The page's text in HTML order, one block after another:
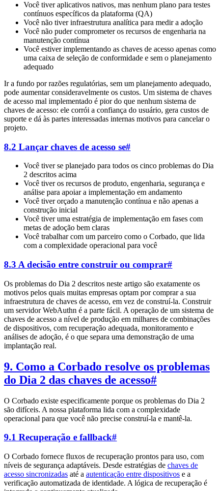
Você tiver aplicativos nativos, mas nenhum plano para testes
contínuos específicos da plataforma (QA)
Você não tiver infraestrutura analítica para medir a adoção
Você não puder comprometer os recursos de engenharia na
manutenção contínua
Você estiver implementando as chaves de acesso apenas como
uma caixa de seleção de conformidade e sem o planejamento
adequado
Ir a fundo por razões regulatórias, sem um planejamento adequado,
pode aumentar consideravelmente os custos. Um sistema de chaves
de acesso mal implementado é pior do que nenhum sistema de
chaves de acesso: ele corrói a confiança do usuário, gera custos de
suporte e dá às partes interessadas internas motivos para cancelar o
projeto.
8.2 Lançar chaves de acesso se#
Você tiver se planejado para todos os cinco problemas do Dia
2 descritos acima
Você tiver os recursos de produto, engenharia, segurança e
análise para apoiar a implementação em andamento
Você tiver orçado a manutenção contínua e não apenas a
construção inicial
Você tiver uma estratégia de implementação em fases com
metas de adoção bem claras
Você trabalhar com um parceiro como o Corbado, que lida
com a complexidade operacional para você
8.3 A decisão entre construir ou comprar#
Os problemas do Dia 2 descritos neste artigo são exatamente os
motivos pelos quais muitas empresas optam por comprar a sua
infraestrutura de chaves de acesso, em vez de construí-la. Construir
um servidor WebAuthn é a parte fácil. A operação de um sistema de
chaves de acesso a nível de produção em milhares de combinações
de dispositivos, com recuperação adequada, monitoramento e
análises de adoção, é o que separa uma demonstração de uma
implantação real.
9. Como a Corbado resolve os problemas
do Dia 2 das chaves de acesso#
O Corbado existe especificamente porque os problemas do Dia 2
são difíceis. A nossa plataforma lida com a complexidade
operacional para que você não precise construí-la e mantê-la.
9.1 Recuperação e fallback#
O Corbado fornece fluxos de recuperação prontos para uso, com
níveis de segurança adaptáveis. Desde estratégias de chaves de
acesso sincronizadas até a autenticação entre dispositivos e a
verificação automatizada de identidade. A lógica de recuperação é